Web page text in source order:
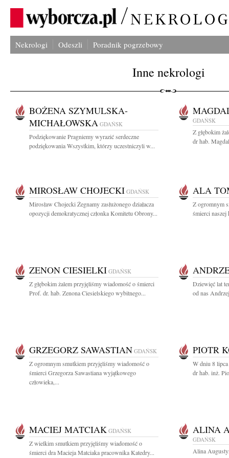
Nekrologi Odeszli Poradnik pogrzebowy
Inne nekrologi
BOŻENA SZYMULSKA-
MICHAŁOWSKA GDAŃSK
Podziękowanie Pragniemy wyrazić serdeczne
podziękowania Wszystkim, którzy uczestniczyli w...
GDAŃSK
Z głębokim
dr hab.
MIROSŁAW CHOJECKI GDAŃSK
Mirosław Chojecki Żegnamy zasłużonego działacza
opozycji demokratycznej członka Komitetu Obrony...
ALA
Z ogromnym
śmierci
ZENON CIESIELKI GDAŃSK
Z głębokim żalem przyjęliśmy wiadomość o śmierci
Prof. dr. hab. Zenona Ciesielskiego wybitnego...
Dziewięć lat
od nas
GRZEGORZ SAWASTIAN GDAŃSK
Z ogromnym smutkiem przyjęliśmy wiadomość o
śmierci Grzegorza Sawastiana wyjątkowego
człowieka,...
PIOTR
W dniu 8
dr hab. inż.
MACIEJ MATCIAK GDAŃSK
Z wielkim smutkiem przyjęliśmy wiadomość o
śmierci dra Macieja Matciaka pracownika Katedry...
ALINA
GDAŃSK
Alina